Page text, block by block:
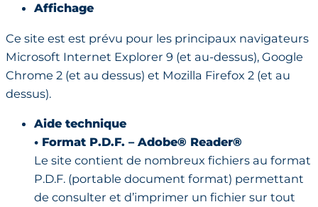
Affichage
Ce site est est prévu pour les principaux navigateurs
Microsoft Internet Explorer 9 (et au-dessus), Google
Chrome 2 (et au dessus) et Mozilla Firefox 2 (et au
dessus).
Aide technique
• Format P.D.F. – Adobe® Reader®
Le site contient de nombreux fichiers au format
P.D.F. (portable document format) permettant
de consulter et d’imprimer un fichier sur tout